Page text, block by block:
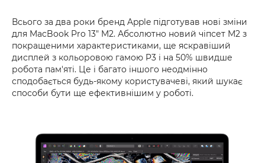
Всього за два роки бренд Apple підготував нові зміни
для MacBook Pro 13" M2. Абсолютно новий чіпсет M2 з
покращеними характеристиками, ще яскравіший
дисплей з кольоровою гамою P3 і на 50% швидше
робота пам'яті. Це і багато іншого неодмінно
сподобається будь-якому користувачеві, який шукає
способи бути ще ефективнішим у роботі.